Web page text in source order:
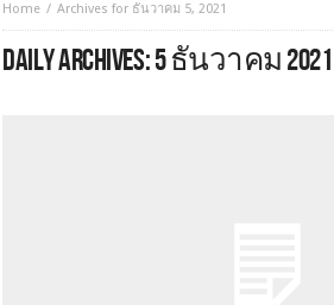
Home Archives for ธันวาคม 5, 2021
DAILY ARCHIVES:5 ธันวาคม 2021